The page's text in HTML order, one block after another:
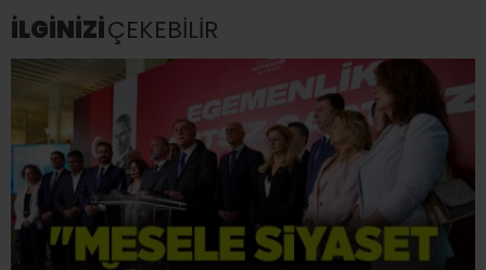
İLGİNİZİÇEKEBİLİR